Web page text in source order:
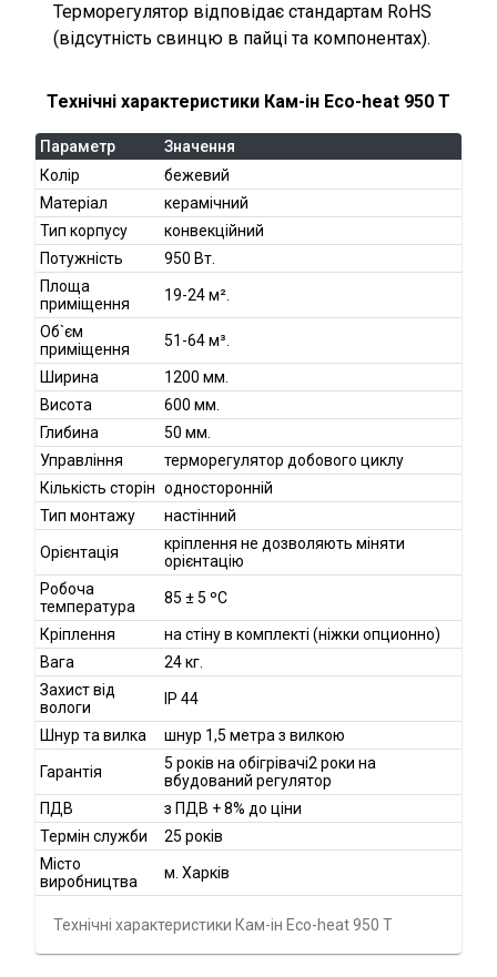
Терморегулятор відповідає стандартам RoHS
(відсутність свинцю в пайці та компонентах).
Технічні характеристики Кам-ін Eco-heat 950 T
Технічні характеристики Кам-ін Eco-heat 950 T
Параметр
Значення
Колір
бежевий
Матеріал
керамічний
Тип корпусу
конвекційний
Потужність
950 Вт.
Площа
приміщення
19-24 м².
Об`єм
приміщення
51-64 м³.
Ширина
1200 мм.
Висота
600 мм.
Глибина
50 мм.
Управління
терморегулятор добового циклу
Кількість сторін односторонній
Тип монтажу
настінний
Орієнтація
кріплення не дозволяють міняти
орієнтацію
Робоча
температура
85 ± 5 ºC
Кріплення
на стіну в комплекті (ніжки опционно)
Вага
24 кг.
Захист від
вологи
IP 44
Шнур та вилка шнур 1,5 метра з вилкою
Гарантія
5 років на обігрівачі2 роки на
вбудований регулятор
ПДВ
з ПДВ + 8% до ціни
Термін служби
25 років
Місто
виробництва
м. Харків